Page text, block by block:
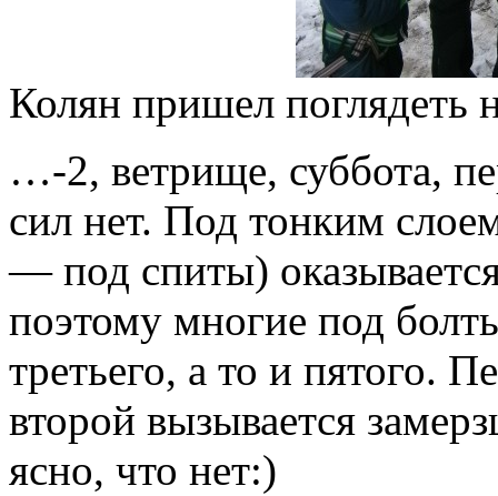
Колян пришел поглядеть
…-2, ветрище, суббота,
сил нет. Под тонким
— под спиты)
поэтому многие под
третьего, а то и пятого.
второй вызывается
ясно, что нет:)